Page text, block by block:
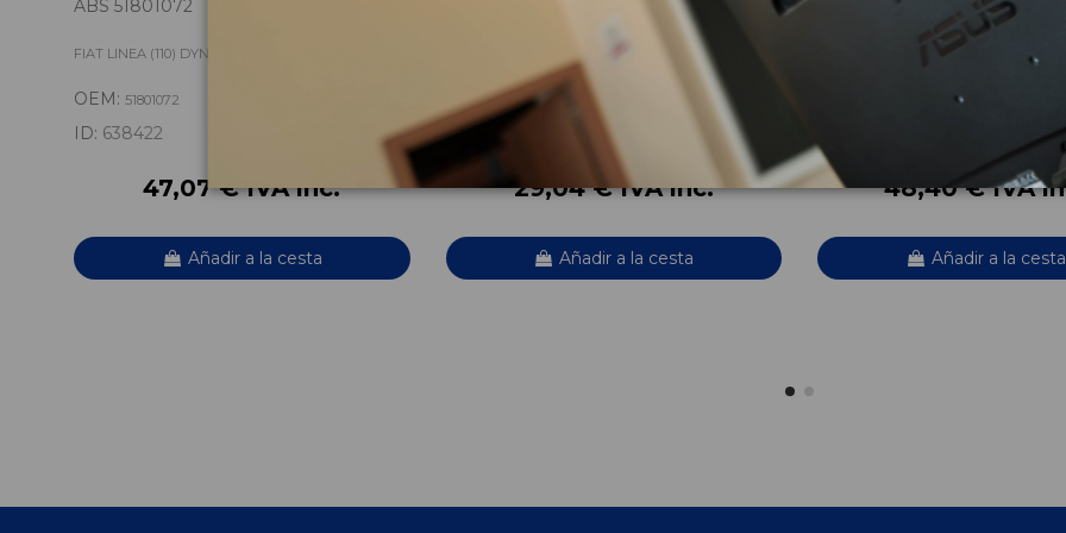
ABS 51801072
FIAT LINEA (110) DYNAMIC
OEM: 51801072
ID: 638422
47,07 € IVA inc.
Añadir a la cesta
BOMBA DIRECCION 51790281
OEM:51790281
ID: 638446
29,04 € IVA inc.
Añadir a la cesta
CENTRALITA AIRBAG
FIAT LINEA (110) DYNAMIC
48,40 € IVA
Añadir a la cesta